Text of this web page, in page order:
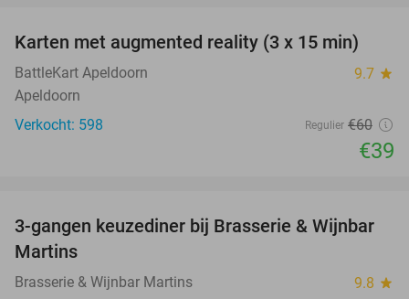
35%
Karten met augmented reality (3 x 15 min)
BattleKart Apeldoorn 9.7 star
Apeldoorn
Verkocht: 598
Regulier €60
€39
35%
3-gangen keuzediner bij Brasserie & Wijnbar
Martins
Brasserie & Wijnbar Martins 9.8 star